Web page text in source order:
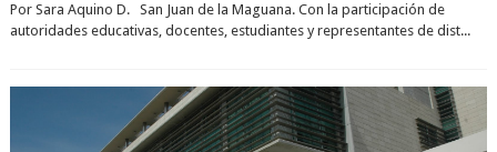
Por Sara Aquino D. San Juan de la Maguana. Con la participación de
autoridades educativas, docentes, estudiantes y representantes de dist...